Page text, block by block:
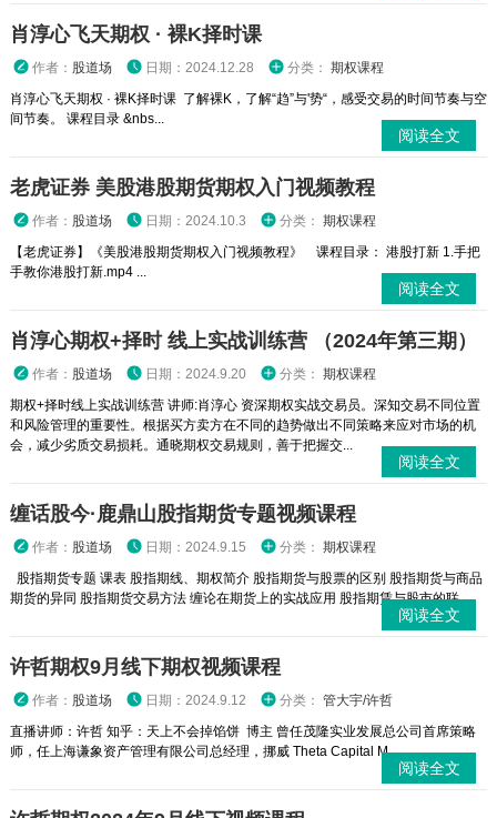
肖淳心飞天期权 · 裸K择时课
作者： 股道场 日期：2024.12.28 分类： 期权课程
肖淳心飞天期权 · 裸K择时课 了解裸K，了解“趋”与'势“，感受交易的时间节奏与空
间节奏。 课程目录 &nbs...
阅读全文
老虎证券 美股港股期货期权入门视频教程
作者： 股道场 日期：2024.10.3 分类： 期权课程
【老虎证券】《美股港股期货期权入门视频教程》 课程目录： 港股打新 1.手把
手教你港股打新.mp4 ...
阅读全文
肖淳心期权+择时 线上实战训练营 （2024年第三期）
作者： 股道场 日期：2024.9.20 分类： 期权课程
期权+择时线上实战训练营 讲师:肖淳心 资深期权实战交易员。深知交易不同位置
和风险管理的重要性。根据买方卖方在不同的趋势做出不同策略来应对市场的机
会，减少劣质交易损耗。通晓期权交易规则，善于把握交...
阅读全文
缠话股今·鹿鼎山股指期货专题视频课程
作者： 股道场 日期：2024.9.15 分类： 期权课程
股指期货专题 课表 股指期线、期权简介 股指期货与股票的区别 股指期货与商品
期货的异同 股指期货交易方法 缠论在期货上的实战应用 股指期赁与股市的联...
阅读全文
许哲期权9月线下期权视频课程
作者： 股道场 日期：2024.9.12 分类： 管大宇/许哲
直播讲师：许哲 知乎：天上不会掉馅饼 博主 曾任茂隆实业发展总公司首席策略
师，任上海谦象资产管理有限公司总经理，挪威 Theta Capital M...
阅读全文